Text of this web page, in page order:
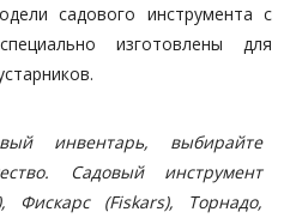
садового инструмента с
изготовлены для
инвентарь, выбирайте
Садовый инструмент
Фискарс (Fiskars), Торнадо,